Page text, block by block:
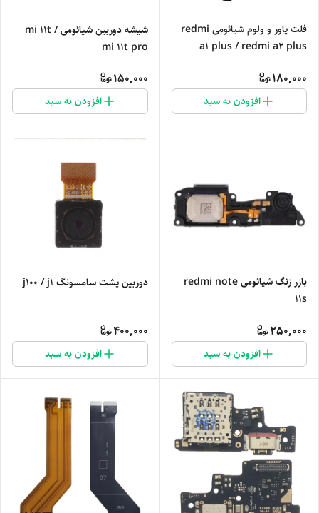
فلت پاور و ولوم شیائومی redmi
a1 plus / redmi a2 plus
180,000
افزودن به سبد
شیشه دوربین شیائومی mi 11t /
mi 11t pro
150,000
افزودن به سبد
بازر زنگ شیائومی redmi note
11s
250,000
افزودن به سبد
دوربین پشت سامسونگ j100 / j1
400,000
افزودن به سبد